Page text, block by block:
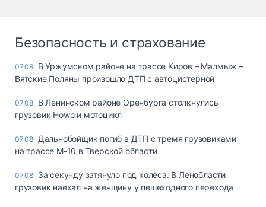
Безопасность и страхование
07.08 В Уржумском районе на трассе Киров – Малмыж –
Вятские Поляны произошло ДТП с автоцистерной
07.08 В Ленинском районе Оренбурга столкнулись
грузовик Howo и мотоцикл
07.08 Дальнобойщик погиб в ДТП с тремя грузовиками
на трассе М-10 в Тверской области
07.08 За секунду затянуло под колёса. В Ленобласти
грузовик наехал на женщину у пешеходного перехода